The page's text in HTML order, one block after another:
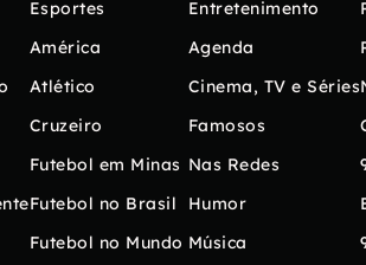
Esportes
América
Atlético
Cruzeiro
Futebol em Minas
Futebol no Brasil
Futebol no Mundo
Entretenimento
Agenda
Cinema, TV e Séries
Famosos
Nas Redes
Humor
Música